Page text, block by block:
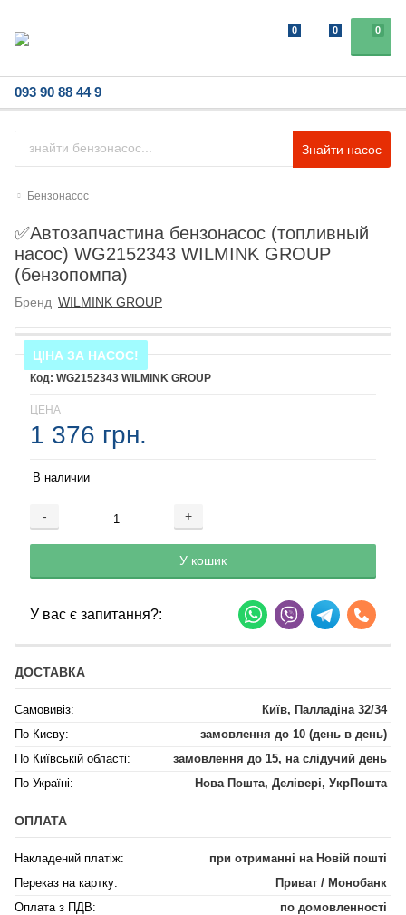
0
0 0
093 90 88 44 9
Знайти насос
Бензонасос
✅Автозапчастина бензонасос (топливный
насос) WG2152343 WILMINK GROUP
(бензопомпа)
Бренд WILMINK GROUP
ЦІНА ЗА НАСОС!
WG2152343 WILMINK GROUP
ЦЕНА
1 376 грн.
В наличии
- +
Добавляется...
У кошик
Добавлен
У вас є запитання?:
ДОСТАВКА
Самовивіз:
Київ, Палладіна 32/34
По Києву:
замовлення до 10 (день в день)
По Київській області:
замовлення до 15, на слідучий день
По Україні:
Нова Пошта, Делівері, УкрПошта
ОПЛАТА
Накладений платіж:
при отриманні на Новій пошті
Переказ на картку:
Приват / Монобанк
Оплата з ПДВ:
по домовленності